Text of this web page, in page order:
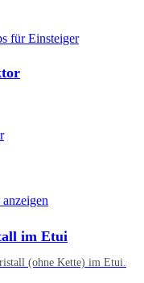
für Einsteiger
im Etui
(ohne Kette) im Etui.